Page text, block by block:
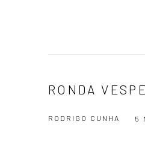
RONDA
RODRIGO CUNHA 5